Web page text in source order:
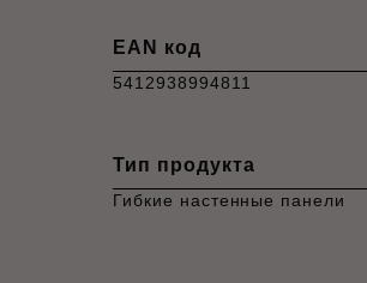
EAN код
5412938994811
Тип продукта
Гибкие настенные панели